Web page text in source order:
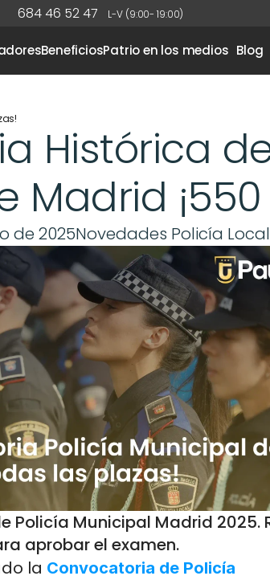
684 46 52 47 L-V (9:00- 19:00)
BeneficiosPatrio en los medios Blog
Histórica
Madrid
de 2025Novedades Policía Local
Policía Municipal Madrid 2025.
aprobar el examen.
la Convocatoria de Policía